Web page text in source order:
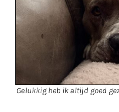
Gelukkig heb ik altijd goed